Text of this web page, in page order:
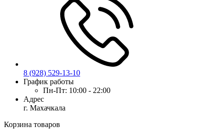
8 (928) 529-13-10
График работы
Пн-Пт: 10:00 - 22:00
Адрес
г. Махачкала
Корзина товаров